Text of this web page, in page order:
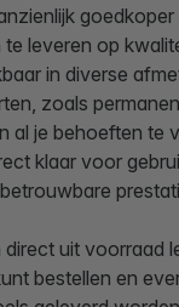
goedkoper
leveren op
in diverse
zoals
al je behoeften te
klaar voor
uit voorraad
bestellen en